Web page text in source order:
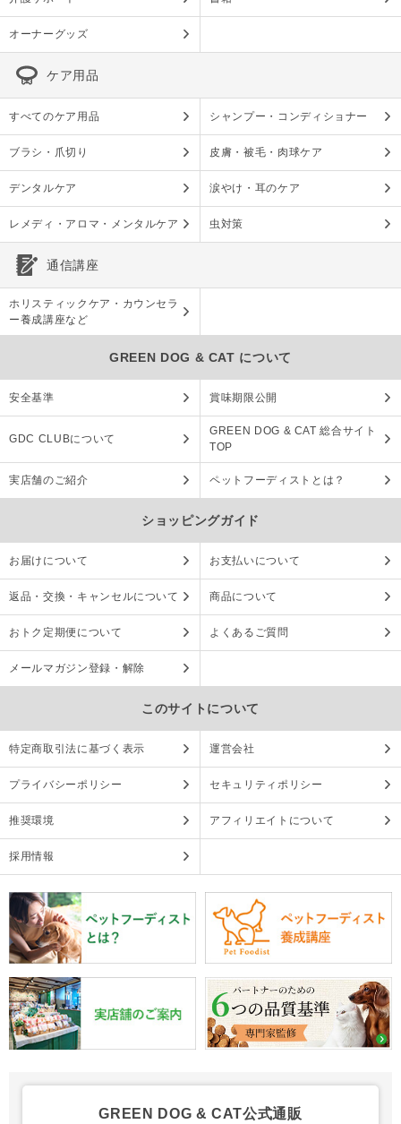
オーナーグッズ
ケア用品
すべてのケア用品 シャンプー・コンディショナー
ブラシ・爪切り 皮膚・被毛・肉球ケア
デンタルケア 涙やけ・耳のケア
レメディ・アロマ・メンタルケア 虫対策
通信講座
ホリスティックケア・カウンセラ
ー養成講座など
GREEN DOG & CAT について
安全基準 賞味期限公開
GDC CLUBについて
GREEN DOG & CAT 総合サイト
TOP
実店舗のご紹介 ペットフーディストとは？
ショッピングガイド
お届けについて お支払いについて
返品・交換・キャンセルについて 商品について
おトク定期便について よくあるご質問
メールマガジン登録・解除
このサイトについて
特定商取引法に基づく表示 運営会社
プライバシーポリシー セキュリティポリシー
推奨環境 アフィリエイトについて
採用情報
GREEN DOG & CAT公式通販